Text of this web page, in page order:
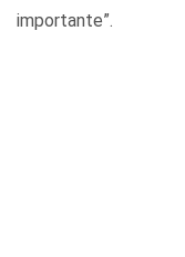
importante”.